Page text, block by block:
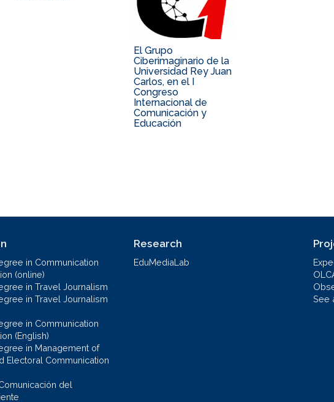
El Grupo
Ciberimaginario de la
Universidad Rey Juan
Carlos, en el I
Congreso
Internacional de
Comunicación y
Educación
in Communication
(online)
in Travel Journalism
in Travel Journalism
in Communication
(English)
in Management of
Electoral Communication
del
Research
EduMediaLab
See